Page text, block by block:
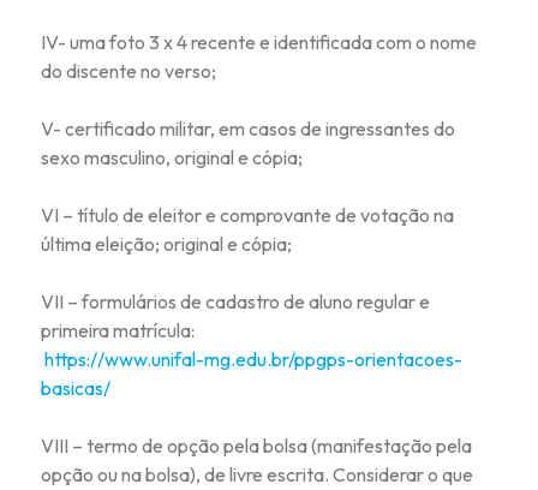
IV- uma foto 3 x 4 recente e identificada com o nome
do discente no verso;
V- certificado militar, em casos de ingressantes do
sexo masculino, original e cópia;
VI – título de eleitor e comprovante de votação na
última eleição; original e cópia;
VII – formulários de cadastro de aluno regular e
primeira matrícula:
https://www.unifal-mg.edu.br/ppgps-orientacoes-
basicas/
VIII – termo de opção pela bolsa (manifestação pela
opção ou na bolsa), de livre escrita. Considerar o que